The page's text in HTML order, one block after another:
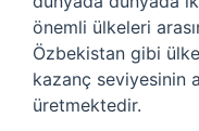
önemli ülkeleri
Özbekistan gibi
kazanç seviyesinin
üretmektedir.